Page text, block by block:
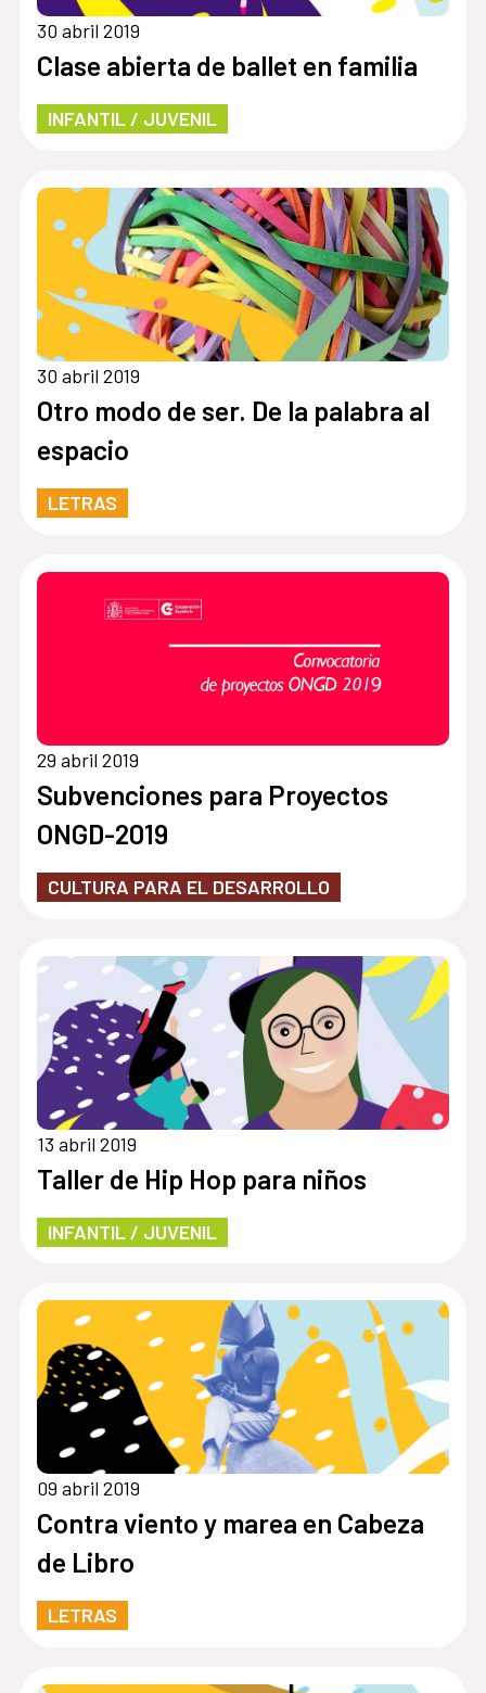
30 abril 2019
Clase abierta de ballet en familia
INFANTIL / JUVENIL
30 abril 2019
Otro modo de ser. De la palabra al
espacio
LETRAS
29 abril 2019
Subvenciones para Proyectos
ONGD-2019
CULTURA PARA EL DESARROLLO
13 abril 2019
Taller de Hip Hop para niños
INFANTIL / JUVENIL
09 abril 2019
Contra viento y marea en Cabeza
de Libro
LETRAS